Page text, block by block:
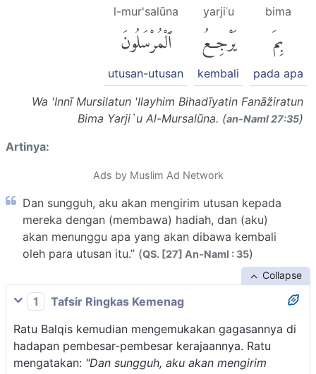
bima
بِمَ
pada apa
yarjiʿu
يَرْجِعُ
kembali
l-mur'salūna
ٱلْمُرْسَلُونَ
utusan-utusan
Wa 'Innī Mursilatun 'Ilayhim Bihadīyatin Fanāžiratun
Bima Yarji`u Al-Mursalūna. (an-Naml 27:35)
Artinya:
Ads by Muslim Ad Network
Dan sungguh, aku akan mengirim utusan kepada
mereka dengan (membawa) hadiah, dan (aku)
akan menunggu apa yang akan dibawa kembali
oleh para utusan itu.” (QS. [27] An-Naml : 35)
Collapse
1
Tafsir Ringkas Kemenag
Ratu Balqis kemudian mengemukakan gagasannya di
hadapan pembesar-pembesar kerajaannya. Ratu
mengatakan: "Dan sungguh, aku akan mengirim